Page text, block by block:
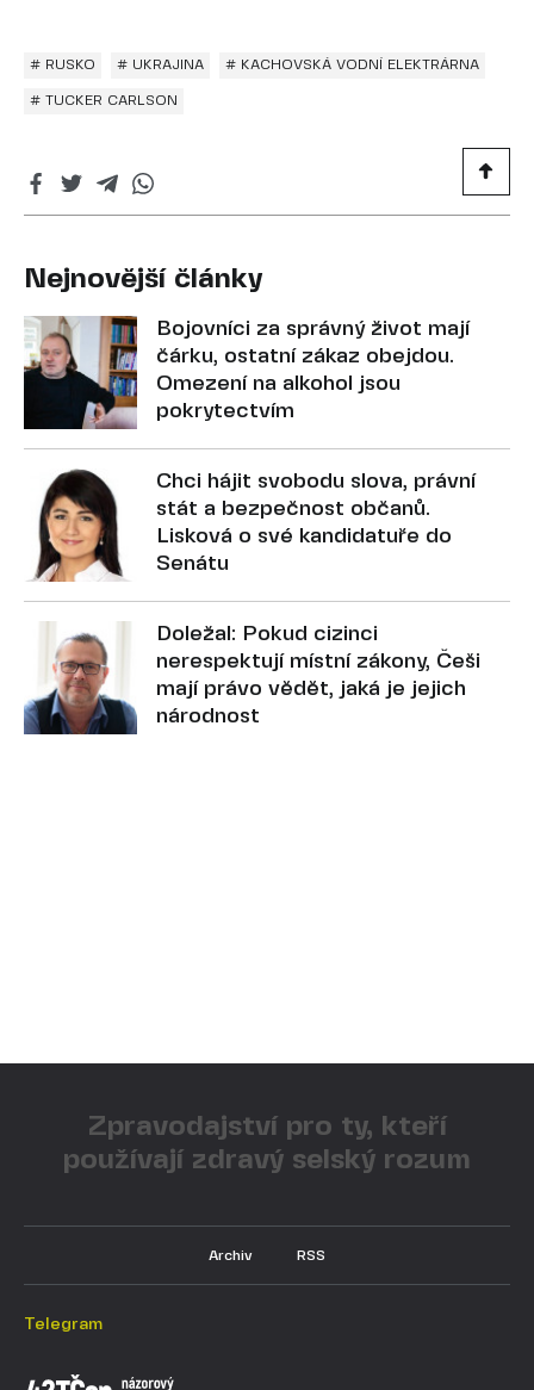
# RUSKO # UKRAJINA # KACHOVSKÁ VODNÍ ELEKTRÁRNA
# TUCKER CARLSON
Nejnovější články
Bojovníci za správný život mají
čárku, ostatní zákaz obejdou.
Omezení na alkohol jsou
pokrytectvím
Chci hájit svobodu slova, právní
stát a bezpečnost občanů.
Lisková o své kandidatuře do
Senátu
Doležal: Pokud cizinci
nerespektují místní zákony, Češi
mají právo vědět, jaká je jejich
národnost
Zpravodajství pro ty, kteří
používají zdravý selský rozum
Archiv RSS
Telegram